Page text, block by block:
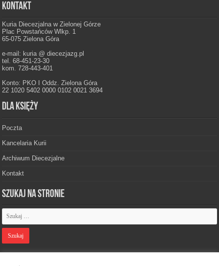
Kontakt
Kuria Diecezjalna w Zielonej Górze
Plac Powstańców Wlkp. 1
65-075 Zielona Góra
e-mail: kuria @ diecezjazg.pl
tel. 68-451-23-30
kom. 728-443-401
Konto: PKO I Oddz. Zielona Góra
22 1020 5402 0000 0102 0021 3694
Dla księży
Poczta
Kancelaria Kurii
Archiwum Diecezjalne
Kontakt
Szukaj na stronie